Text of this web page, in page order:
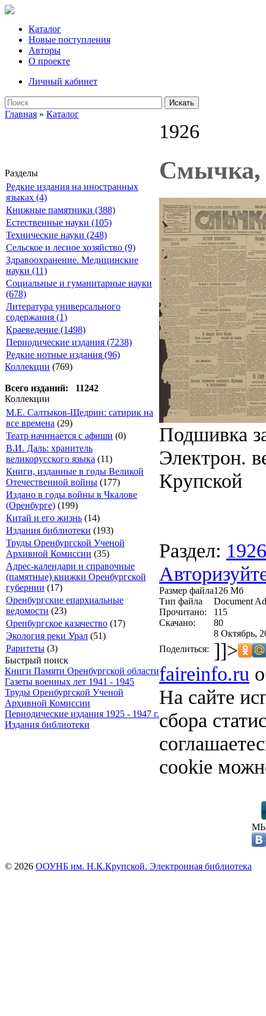
Каталог
Новые поступления
Авторы
О проекте
Личный кабинет
Искать
Главная » Каталог
Разделы
Редкие издания на иностранных
языках (4)
Книжные памятники (388)
Естественные науки (105)
Технические науки (248)
Сельское и лесное хозяйство (9)
Здравоохранение. Медицинские
науки (11)
Социальные и гуманитарные науки
(678)
Литература универсального
содержания (1)
Краеведение (1498)
Периодические издания (7238)
Редкие нотные издания (96)
Коллекции (769)
Всего изданий: 11242
Коллекции
М.Е. Салтыков-Щедрин: сатирик на
все времена (29)
Театр начинается с афиши (0)
В.И. Даль: хранитель
великорусского языка (11)
Книги, изданные в годы Великой
Отечественной войны (177)
Издано в годы войны в Чкалове
(Оренбурге) (199)
Китай и его жизнь (14)
Издания библиотеки (193)
Труды Оренбургской Ученой
Архивной Комиссии (35)
Адрес-календари и справочные
(памятные) книжки Оренбургской
губернии (17)
Оренбургские епархиальные
ведомости (23)
Оренбургское казачество (17)
Экология реки Урал (51)
Раритеты (3)
Быстрый поиск
Книги Памяти Оренбургской области
Газеты военных лет 1941 - 1945
Труды Оренбургской Ученой
Архивной Комиссии
Периодические издания 1925 - 1947 г.
Издания библиотеки
1926
Смычка,
Подшивка
Электрон.
Крупской
Раздел: 1926
Размер файла126 Мб
Тип файла
Document
Прочитано:
115
Скачано:
80
8 Октябрь,
Поделиться: ]]>
faireinfo.ru
На сайте
сбора
cookie
© 2026 ООУНБ им. Н.К.Крупской. Электронная библиотека